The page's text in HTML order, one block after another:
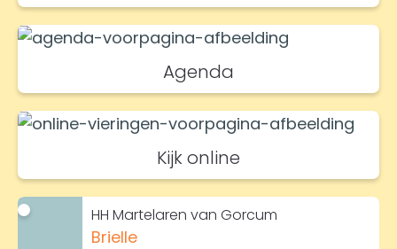
Agenda
Kijk online
HH Martelaren van Gorcum
Brielle